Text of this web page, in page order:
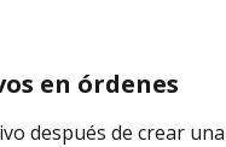
en órdenes
después de crear una